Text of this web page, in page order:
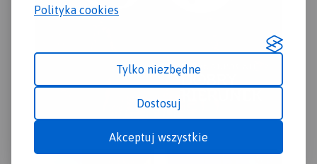
Polityka cookies
Tylko niezbędne
Dostosuj
Akceptuj wszystkie